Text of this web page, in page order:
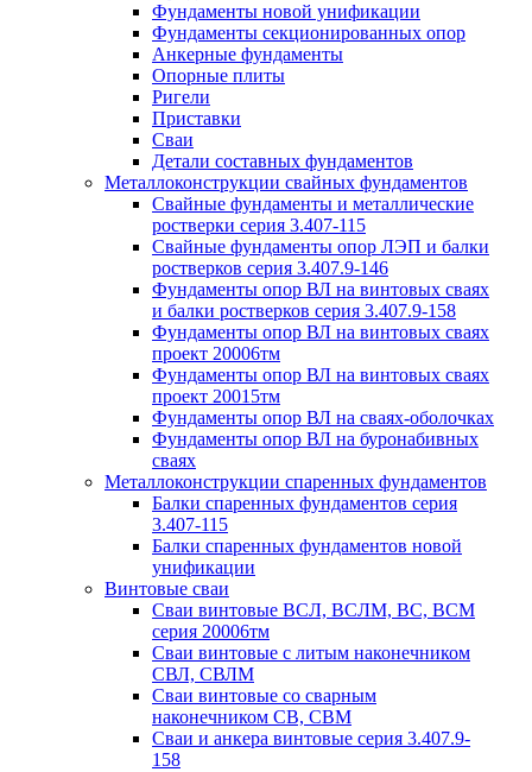
Фундаменты новой унификации
Фундаменты секционированных опор
Анкерные фундаменты
Опорные плиты
Ригели
Приставки
Сваи
Детали составных фундаментов
Металлоконструкции свайных фундаментов
Свайные фундаменты и металлические
ростверки серия 3.407-115
Свайные фундаменты опор ЛЭП и балки
ростверков серия 3.407.9-146
Фундаменты опор ВЛ на винтовых сваях
и балки ростверков серия 3.407.9-158
Фундаменты опор ВЛ на винтовых сваях
проект 20006тм
Фундаменты опор ВЛ на винтовых сваях
проект 20015тм
Фундаменты опор ВЛ на сваях-оболочках
Фундаменты опор ВЛ на буронабивных
сваях
Металлоконструкции спаренных фундаментов
Балки спаренных фундаментов серия
3.407-115
Балки спаренных фундаментов новой
унификации
Винтовые сваи
Сваи винтовые ВСЛ, ВСЛМ, ВС, ВСМ
серия 20006тм
Сваи винтовые с литым наконечником
СВЛ, СВЛМ
Сваи винтовые со сварным
наконечником СВ, СВМ
Сваи и анкера винтовые серия 3.407.9-
158